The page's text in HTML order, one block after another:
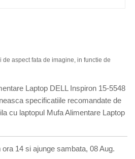
aspect fata de imagine, in functie de
Laptop DELL Inspiron 15-5548
specificatiile recomandate de
cu laptopul Mufa Alimentare Laptop
14 si ajunge sambata, 08 Aug.